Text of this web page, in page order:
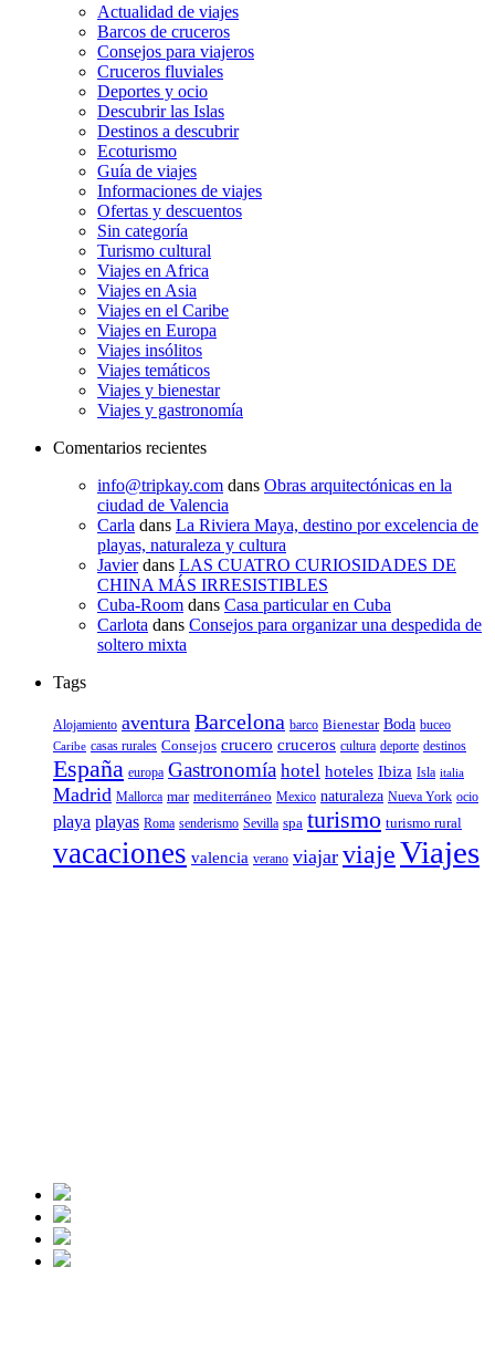
Actualidad de viajes
Barcos de cruceros
Consejos para viajeros
Cruceros fluviales
Deportes y ocio
Descubrir las Islas
Destinos a descubrir
Ecoturismo
Guía de viajes
Informaciones de viajes
Ofertas y descuentos
Sin categoría
Turismo cultural
Viajes en Africa
Viajes en Asia
Viajes en el Caribe
Viajes en Europa
Viajes insólitos
Viajes temáticos
Viajes y bienestar
Viajes y gastronomía
Comentarios recientes
info@tripkay.com dans Obras arquitectónicas en la
ciudad de Valencia
Carla dans La Riviera Maya, destino por excelencia de
playas, naturaleza y cultura
Javierdans LAS CUATRO CURIOSIDADES DE
CHINA MÁS IRRESISTIBLES
Cuba-Room dans Casa particular en Cuba
Carlota dans Consejos para organizar una despedida de
soltero mixta
Tags
Alojamiento aventura Barcelona barco Bienestar Boda buceo
Caribe casas rurales Consejos crucero cruceros cultura deporte destinos
España europa Gastronomía hotel hoteles Ibiza Isla italia
Madrid Mallorca mar mediterráneo Mexico naturaleza Nueva York ocio
playa playas Roma senderismo Sevilla spa turismo turismo rural
vacaciones valencia verano viajar viajeViajes